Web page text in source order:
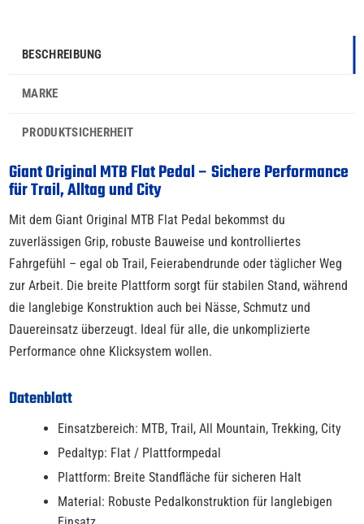
BESCHREIBUNG
MARKE
PRODUKTSICHERHEIT
Giant Original MTB Flat Pedal – Sichere Performance
für Trail, Alltag und City
Mit dem Giant Original MTB Flat Pedal bekommst du
zuverlässigen Grip, robuste Bauweise und kontrolliertes
Fahrgefühl – egal ob Trail, Feierabendrunde oder täglicher Weg
zur Arbeit. Die breite Plattform sorgt für stabilen Stand, während
die langlebige Konstruktion auch bei Nässe, Schmutz und
Dauereinsatz überzeugt. Ideal für alle, die unkomplizierte
Performance ohne Klicksystem wollen.
Datenblatt
Einsatzbereich: MTB, Trail, All Mountain, Trekking, City
Pedaltyp: Flat / Plattformpedal
Plattform: Breite Standfläche für sicheren Halt
Material: Robuste Pedalkonstruktion für langlebigen